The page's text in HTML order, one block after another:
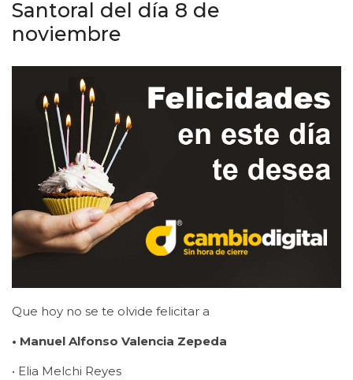
Santoral del día 8 de
noviembre
Que hoy no se te olvide felicitar a
• Manuel Alfonso Valencia Zepeda
• Elia Melchi Reyes